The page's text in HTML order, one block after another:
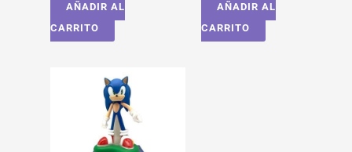
AÑADIR AL
CARRITO
AÑADIR AL
CARRITO